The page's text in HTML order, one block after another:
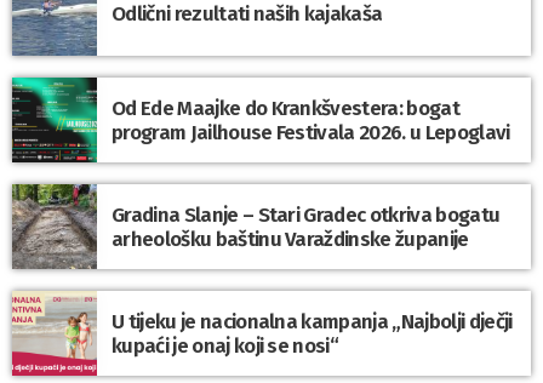
Odlični rezultati naših kajakaša
Od Ede Maajke do Krankšvestera: bogat
program Jailhouse Festivala 2026. u Lepoglavi
Gradina Slanje – Stari Gradec otkriva bogatu
arheološku baštinu Varaždinske županije
U tijeku je nacionalna kampanja „Najbolji dječji
kupaći je onaj koji se nosi“